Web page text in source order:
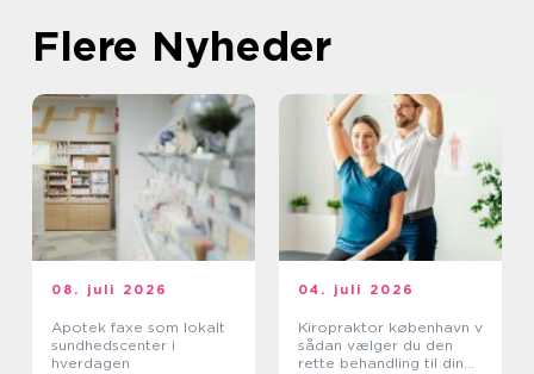
Flere Nyheder
08. juli 2026
Apotek faxe som lokalt
sundhedscenter i
hverdagen
04. juli 2026
Kiropraktor københavn v
sådan vælger du den
rette behandling til dine